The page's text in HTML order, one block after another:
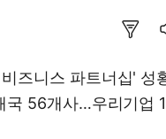
즈니스 파트너십' 성
국 56개사…우리기업